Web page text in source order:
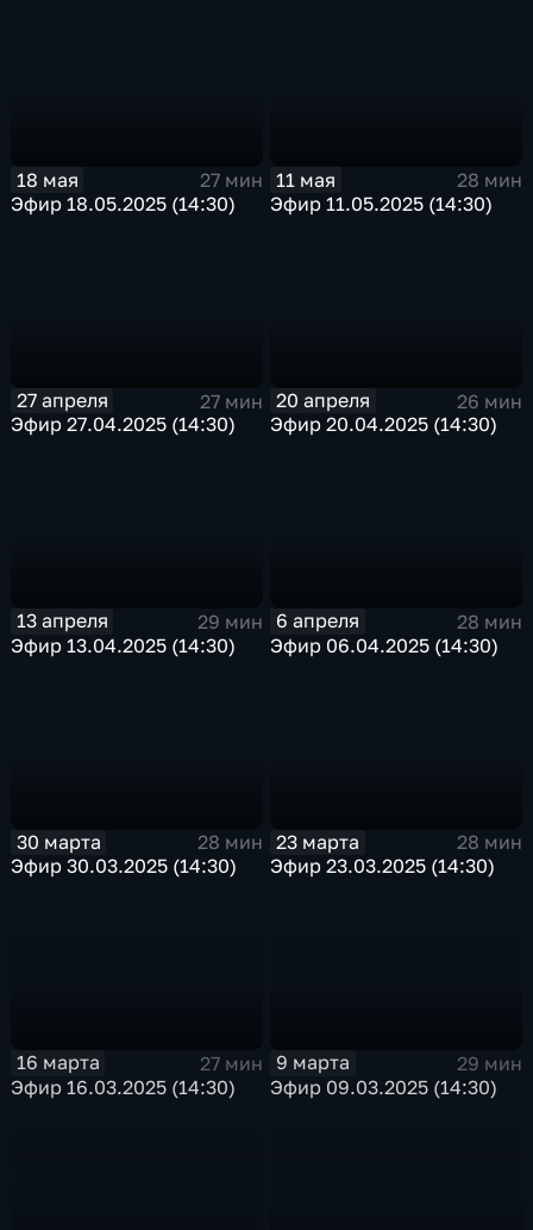
18 мая
27 мин
Эфир 18.05.2025 (14:30)
11 мая
28 мин
Эфир 11.05.2025 (14:30)
27 апреля
27 мин
Эфир 27.04.2025 (14:30)
20 апреля
26 мин
Эфир 20.04.2025 (14:30)
13 апреля
29 мин
Эфир 13.04.2025 (14:30)
6 апреля
28 мин
Эфир 06.04.2025 (14:30)
30 марта
28 мин
Эфир 30.03.2025 (14:30)
23 марта
28 мин
Эфир 23.03.2025 (14:30)
16 марта
27 мин
Эфир 16.03.2025 (14:30)
9 марта
29 мин
Эфир 09.03.2025 (14:30)